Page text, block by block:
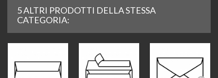
5 ALTRI PRODOTTI DELLA STESSA
CATEGORIA: